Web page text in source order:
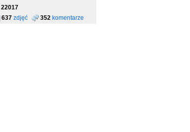
22017
637 zdjęć 352 komentarze